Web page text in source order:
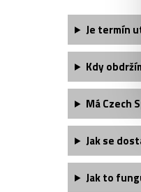
Je termín
Kdy
Má Czech
Jak se
Jak to